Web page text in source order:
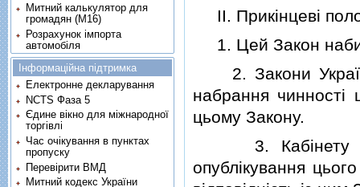
II. Прикiнцевi
1. Цей Закон
2. Закони
набрання
цьому Закону.
3. Кабiнету
опублiкування
Митний калькулятор для
громадян (М16)
Розрахунок імпорта
автомобіля
Інформаційна підтримка
Електронне декларування
NCTS Фаза 5
Єдине вікно для міжнародної
торгівлі
Час очікування в пунктах
пропуску
Перевірити ВМД
Митний кодекс України